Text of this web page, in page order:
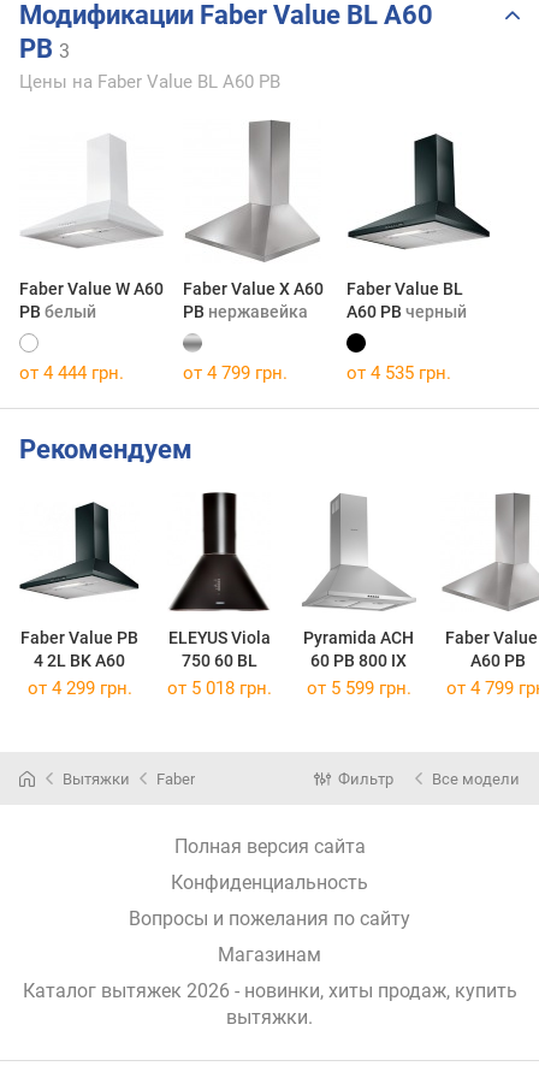
Модификации Faber Value BL A60
PB 3
Цены на Faber Value BL A60 PB
Faber Value W A60
PB белый
Faber Value X A60
PB нержавейка
Faber Value BL
A60 PB черный
от 4 444 грн. от 4 799 грн. от 4 535 грн.
Рекомендуем
Faber Value PB
4 2L BK A60
ELEYUS Viola
750 60 BL
Pyramida ACH
60 PB 800 IX
Faber
A60 PB
от 4 299 грн. от 5 018 грн. от 5 599 грн. от 4 799
Вытяжки Faber Фильтр Все модели
Полная версия сайта
Конфиденциальность
Вопросы и пожелания по сайту
Магазинам
Каталог вытяжек 2026 - новинки, хиты продаж, купить
вытяжки.